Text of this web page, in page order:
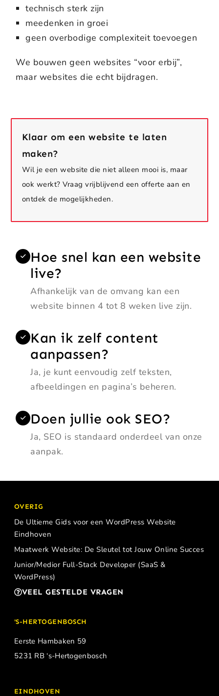
technisch sterk zijn
meedenken in groei
geen overbodige complexiteit toevoegen
We bouwen geen websites “voor erbij”,
maar websites die echt bijdragen.
Klaar om een website te laten
maken?
Wil je een website die niet alleen mooi is, maar
ook werkt? Vraag vrijblijvend een offerte aan en
ontdek de mogelijkheden.
Hoe snel kan een website
live?
Afhankelijk van de omvang kan een
website binnen 4 tot 8 weken live zijn.
Kan ik zelf content
aanpassen?
Ja, je kunt eenvoudig zelf teksten,
afbeeldingen en pagina’s beheren.
Doen jullie ook SEO?
Ja, SEO is standaard onderdeel van onze
aanpak.
OVERIG
De Ultieme Gids voor een WordPress Website
Eindhoven
Maatwerk Website: De Sleutel tot Jouw Online Succes
Junior/Medior Full-Stack Developer (SaaS &
WordPress)
VEEL GESTELDE VRAGEN
'S-HERTOGENBOSCH
Eerste Hambaken 59
5231 RB ‘s-Hertogenbosch
EINDHOVEN